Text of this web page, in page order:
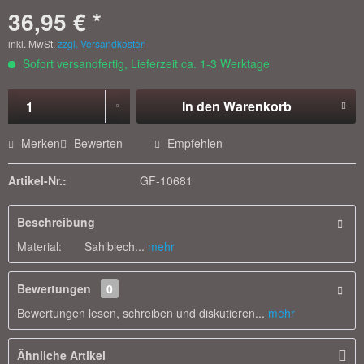
36,95 € *
inkl. MwSt. zzgl. Versandkosten
Sofort versandfertig, Lieferzeit ca. 1-3 Werktage
In den Warenkorb
Merken Bewerten Empfehlen
Artikel-Nr.: GF-10681
Beschreibung
Material: Sahlblech... mehr
Bewertungen
0
Bewertungen lesen, schreiben und diskutieren... mehr
Ähnliche Artikel